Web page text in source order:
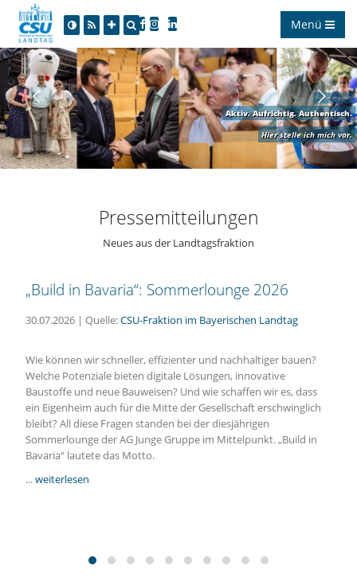
Menü
Für Sie engagiert:
Aktiv. Aufrichtig. Authentisch.
Hier stelle ich mich vor.
Pressemitteilungen
Neues aus der Landtagsfraktion
Build in Bavaria“: Sommerlounge 2026
30.07.2026 | Quelle:CSU-Fraktion im Bayerischen Landtag
Wie können wir schneller, effizienter und nachhaltiger bauen?
Welche Potenziale bieten digitale Lösungen, innovative
Baustoffe und neue Bauweisen? Und wie schaffen wir es, dass
ein Eigenheim auch für die Mitte der Gesellschaft erschwinglich
bleibt? All diese Fragen standen bei der diesjährigen
Sommerlounge der AG Junge Gruppe im Mittelpunkt. „Build in
Bavaria“ lautete das Motto.
...weiterlesen